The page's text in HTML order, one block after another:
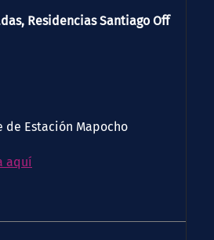
Residencias Santiago Off
de Estación Mapocho
aquí